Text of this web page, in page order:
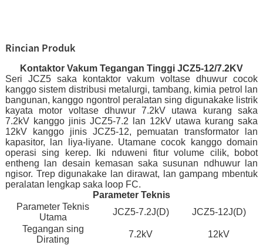
Rincian Produk
Kontaktor Vakum Tegangan Tinggi JCZ5-12/7.2KV
Seri JCZ5 saka kontaktor vakum voltase dhuwur cocok
kanggo sistem distribusi metalurgi, tambang, kimia petrol lan
bangunan, kanggo ngontrol peralatan sing digunakake listrik
kayata motor voltase dhuwur 7.2kV utawa kurang saka
7.2kV kanggo jinis JCZ5-7.2 lan 12kV utawa kurang saka
12kV kanggo jinis JCZ5-12, pemuatan transformator lan
kapasitor, lan liya-liyane. Utamane cocok kanggo domain
operasi sing kerep. Iki nduweni fitur volume cilik, bobot
entheng lan desain kemasan saka susunan ndhuwur lan
ngisor. Trep digunakake lan dirawat, lan gampang mbentuk
peralatan lengkap saka loop FC.
Parameter Teknis
Parameter Teknis
Utama
JCZ5-7.2J(D)
JCZ5-12J(D)
Tegangan sing
Dirating
7.2kV 12kV